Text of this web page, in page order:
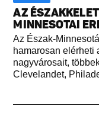
AZ
MINNESOTAI
Az Észak-
hamarosan elérheti
nagyvárosait,
Clevelandet,